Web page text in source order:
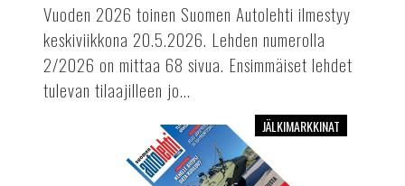
Vuoden 2026 toinen Suomen Autolehti ilmestyy
keskiviikkona 20.5.2026. Lehden numerolla
2/2026 on mittaa 68 sivua. Ensimmäiset lehdet
tulevan tilaajilleen jo...
JÄLKIMARKKINAT